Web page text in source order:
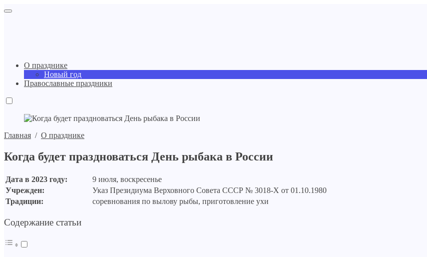
О празднике
Новый год
Православные праздники
Главная / О празднике
Когда будет праздноваться День рыбака в России
Дата в 2023 году:
9 июля, воскресенье
Учрежден:
Указ Президиума Верховного Совета СССР № 3018-X от 01.10.1980
Традиции:
соревнования по вылову рыбы, приготовление ухи
Содержание статьи